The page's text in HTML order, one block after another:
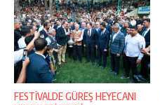
FESTİVALDE GÜREŞ HEYECANI